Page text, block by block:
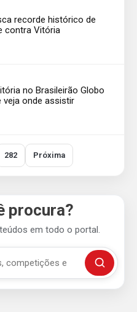
recorde histórico de
contra Vitória
no Brasileirão Globo
veja onde assistir
282 Próxima
procura?
em todo o portal.
Buscar